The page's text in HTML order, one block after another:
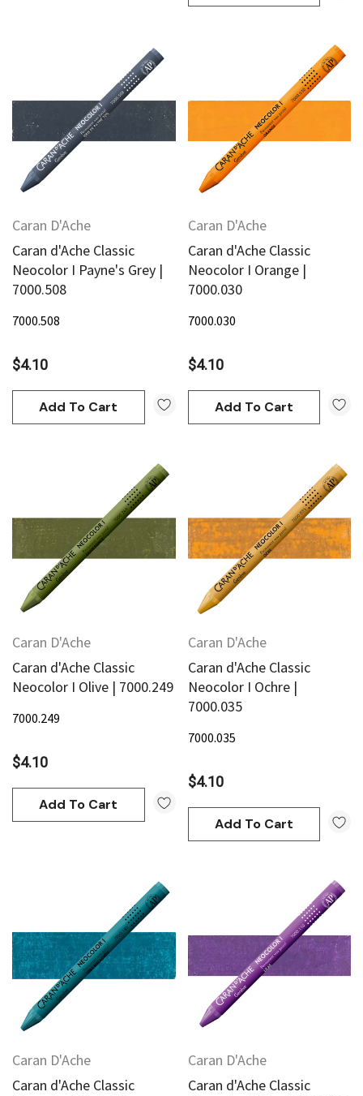
Caran D'Ache
Caran d'Ache Classic
Neocolor I Payne's Grey |
7000.508
7000.508
$4.10
Add To Cart
Caran D'Ache
Caran d'Ache Classic
Neocolor I Orange |
7000.030
7000.030
$4.10
Add To Cart
Caran D'Ache
Caran d'Ache Classic
Neocolor I Olive | 7000.249
7000.249
$4.10
Add To Cart
Caran D'Ache
Caran d'Ache Classic
Neocolor I Ochre |
7000.035
7000.035
$4.10
Add To Cart
Caran D'Ache
Caran d'Ache Classic
Caran D'Ache
Caran d'Ache Classic